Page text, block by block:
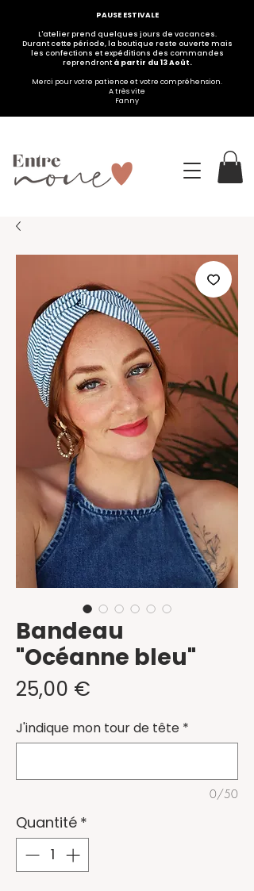
PAUSE ESTIVALE
L'atelier prend quelques jours de vacances.
Durant cette période, la boutique reste ouverte mais
les confections et expéditions des commandes
reprendrontà partir du 13 Août.
Merci pour votre patience et votre compréhension.
A très vite
Fanny
Bandeau
"Océanne bleu"
25,00 €
J'indique mon tour de tête *
0/50
Quantité *